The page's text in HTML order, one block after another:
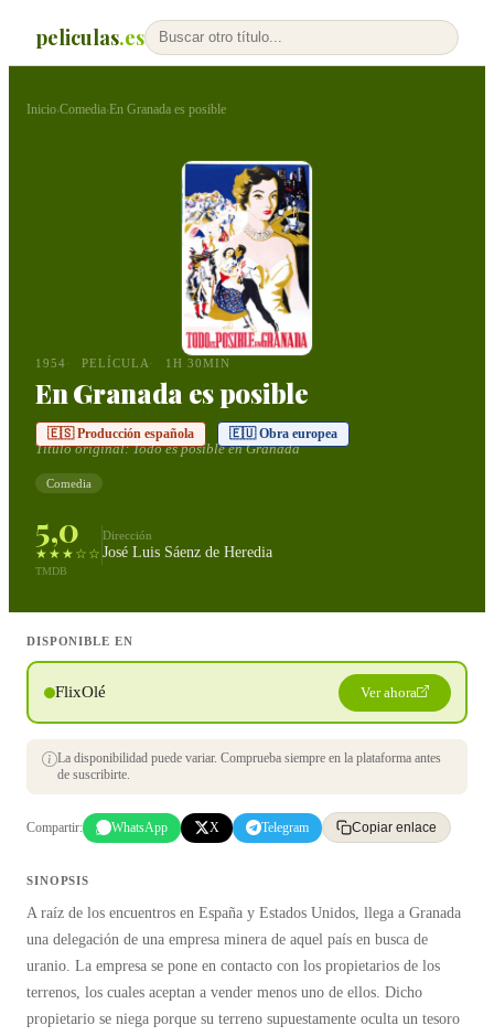
peliculas.es
Inicio›Comedia›En Granada es posible
1954 PELÍCULA 1H 30MIN
En Granada es posible
🇪🇸 Producción española 🇪🇺 Obra europea
Título original:Todo es posible en Granada
Comedia
5,0
★★★☆☆
TMDB
Dirección
José Luis Sáenz de Heredia
DISPONIBLE EN
FlixOlé Ver ahora
La disponibilidad puede variar. Comprueba siempre en la plataforma antes
de suscribirte.
Compartir: WhatsApp X Telegram Copiar enlace
SINOPSIS
A raíz de los encuentros en España y Estados Unidos, llega a Granada
una delegación de una empresa minera de aquel país en busca de
uranio. La empresa se pone en contacto con los propietarios de los
terrenos, los cuales aceptan a vender menos uno de ellos. Dicho
propietario se niega porque su terreno supuestamente oculta un tesoro